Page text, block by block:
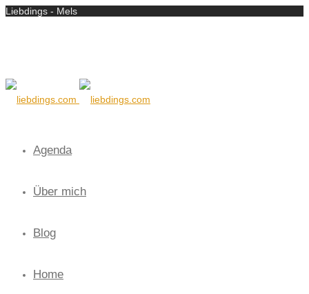
Liebdings - Mels
Agenda
Über mich
Blog
Home